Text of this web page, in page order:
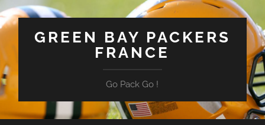
GREEN BAY PACKERS
FRANCE
Go Pack Go !